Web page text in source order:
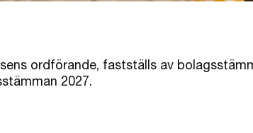
ordförande, fastställs av
2027.